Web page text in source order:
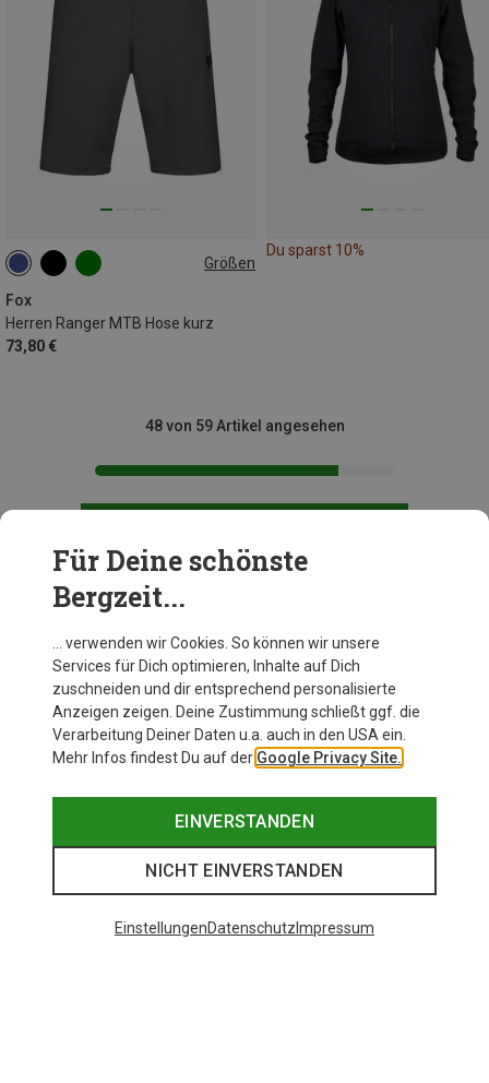
Größen
Fox
Herren Ranger MTB Hose kurz
73,80 €
S L XL
Du sparst 10%
48 von 59 Artikel angesehen
Für Deine schönste
Bergzeit...
… verwenden wir Cookies. So können wir unsere
Services für Dich optimieren, Inhalte auf Dich
zuschneiden und dir entsprechend personalisierte
Anzeigen zeigen. Deine Zustimmung schließt ggf. die
Verarbeitung Deiner Daten u.a. auch in den USA ein.
Mehr Infos findest Du auf der Google Privacy Site.
EINVERSTANDEN
NICHT EINVERSTANDEN
EinstellungenDatenschutz Impressum